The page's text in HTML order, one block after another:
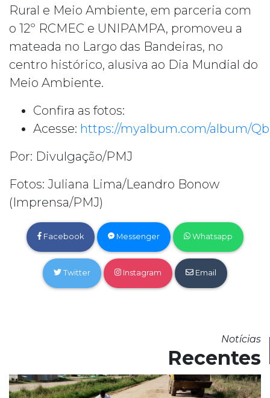
Rural e Meio Ambiente, em parceria com
o 12º RCMEC e UNIPAMPA, promoveu a
mateada no Largo das Bandeiras, no
centro histórico, alusiva ao Dia Mundial do
Meio Ambiente.
Confira as fotos:
Acesse: https://myalbum.com/album/
Por: Divulgação/PMJ
Fotos: Juliana Lima/Leandro Bonow
(Imprensa/PMJ)
Facebook Messenger Whatsapp
Twitter Instagram Email
Notícias
Recentes